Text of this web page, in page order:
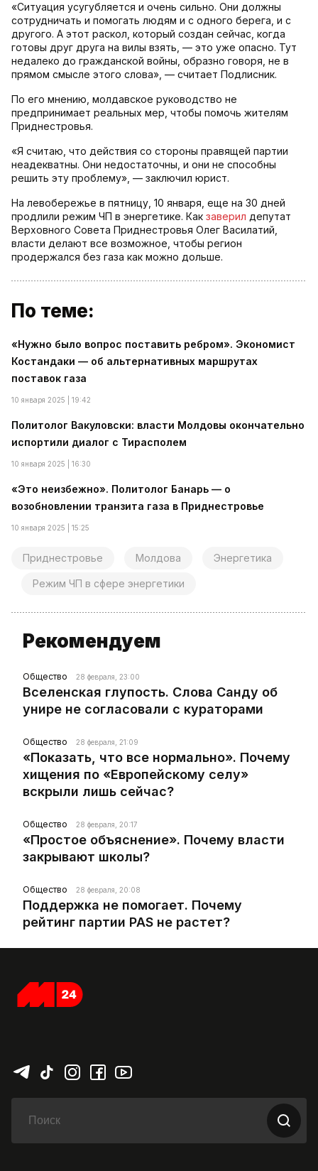
«Ситуация усугубляется и очень сильно. Они должны
сотрудничать и помогать людям и с одного берега, и с
другого. А этот раскол, который создан сейчас, когда
готовы друг друга на вилы взять, — это уже опасно. Тут
недалеко до гражданской войны, образно говоря, не в
прямом смысле этого слова», — считает Подлисник.
По его мнению, молдавское руководство не
предпринимает реальных мер, чтобы помочь жителям
Приднестровья.
«Я считаю, что действия со стороны правящей партии
неадекватны. Они недостаточны, и они не способны
решить эту проблему», — заключил юрист.
На левобережье в пятницу, 10 января, еще на 30 дней
продлили режим ЧП в энергетике. Как заверил депутат
Верховного Совета Приднестровья Олег Василатий,
власти делают все возможное, чтобы регион
продержался без газа как можно дольше.
По теме:
«Нужно было вопрос поставить ребром». Экономист
Костандаки — об альтернативных маршрутах
поставок газа
10 января 2025 | 19:42
Политолог Вакуловски: власти Молдовы окончательно
испортили диалог с Тирасполем
10 января 2025 | 16:30
«Это неизбежно». Политолог Банарь — о
возобновлении транзита газа в Приднестровье
10 января 2025 | 15:25
Приднестровье Молдова Энергетика
Режим ЧП в сфере энергетики
Рекомендуем
Общество 28 февраля, 23:00
Вселенская глупость. Слова Санду об
унире не согласовали с кураторами
Общество 28 февраля, 21:09
«Показать, что все нормально». Почему
хищения по «Европейскому селу»
вскрыли лишь сейчас?
Общество 28 февраля, 20:17
«Простое объяснение». Почему власти
закрывают школы?
Общество 28 февраля, 20:08
Поддержка не помогает. Почему
рейтинг партии PAS не растет?